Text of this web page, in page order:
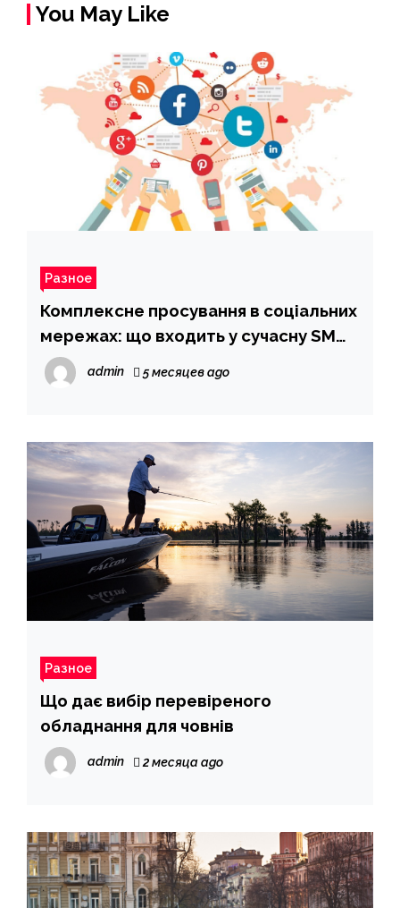
You May Like
Разное
Комплексне просування в соціальних
мережах: що входить у сучасну SMM-
стратегію
admin 5 месяцев ago
Разное
Що дає вибір перевіреного
обладнання для човнів
admin 2 месяца ago